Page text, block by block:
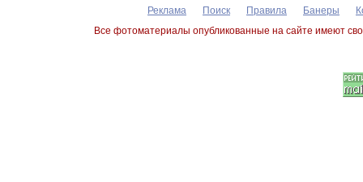
Реклама Поиск Правила Банеры
Все фотоматериалы опубликованные на сайте имеют